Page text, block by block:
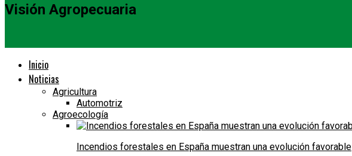
Visión Agropecuaria
Inicio
Noticias
Agricultura
Automotriz
Agroecología
Incendios forestales en España muestran una evolución favorable